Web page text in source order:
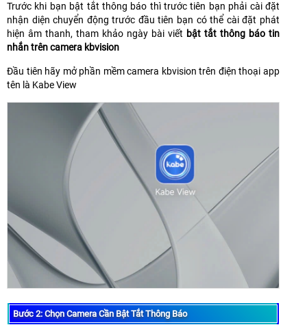
Trước khi bạn bật tắt thông báo thì trước tiên bạn phải cài đặt
nhận diện chuyển động trước đầu tiên bạn có thể cài đặt phát
hiện âm thanh, tham khảo ngày bài viết bật tắt thông báo tin
nhắn trên camera kbvision
Đầu tiên hãy mở phần mềm camera kbvision trên điện thoại app
tên là Kabe View
Bước 2: Chọn Camera Cần Bật Tắt Thông Báo